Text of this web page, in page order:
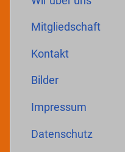
Mitgliedschaft
Kontakt
Bilder
Impressum
Datenschutz